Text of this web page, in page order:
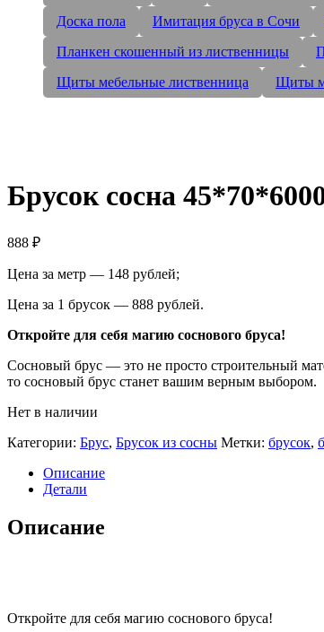
Доска пола
Имитация бруса в Сочи
Планкен скошенный из лиственницы
Щиты мебельные лиственница
Щиты
Брусок сосна
888 ₽
Цена за метр — 148 рублей;
Цена за 1 брусок — 888 рублей.
Откройте для себя магию соснового бруса!
Сосновый брус — это не просто строительный
то сосновый брус станет вашим верным выбором.
Нет в наличии
Категории: Брус, Брусок из сосны Метки: брусок,
Описание
Детали
Описание
Откройте для себя магию соснового бруса!